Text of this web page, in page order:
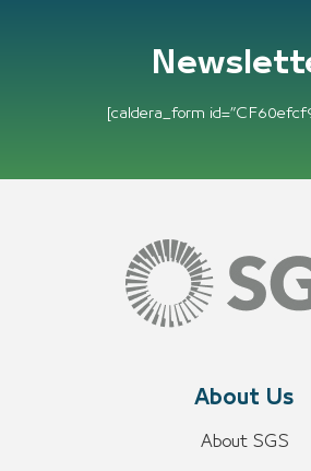
[caldera_form
About Us
About SGS